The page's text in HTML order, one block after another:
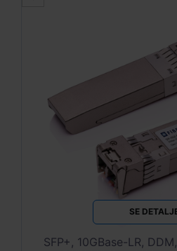
SE
SFP+, 10GBase-LR,